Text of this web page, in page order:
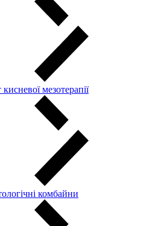
мезотерапії
комбайни